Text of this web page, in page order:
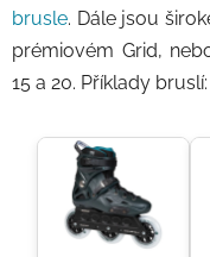
brusle. Dále jsou
prémiovém Grid,
15 a 20. Příklady bruslí: